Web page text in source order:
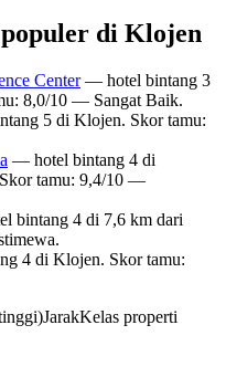
di Klojen
Center— hotel bintang 3
8,0/10 — Sangat Baik.
5 di Klojen. Skor tamu:
— hotel bintang 4 di
tamu: 9,4/10 —
bintang 4 di 7,6 km dari
4 di Klojen. Skor tamu:
JarakKelas properti